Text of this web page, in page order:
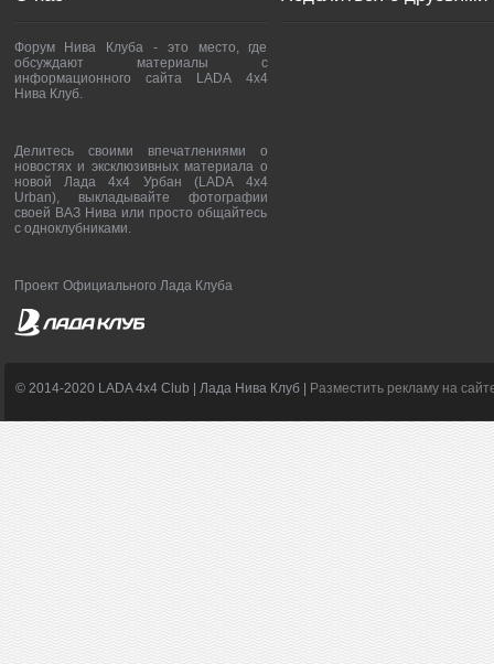
Форум Нива Клуба - это место, где
обсуждают материалы с
информационного сайта LADA 4x4
Нива Клуб.
Делитесь своими впечатлениями о
новостях и эксклюзивных материала о
новой Лада 4х4 Урбан (LADA 4x4
Urban), выкладывайте фотографии
своей ВАЗ Нива или просто общайтесь
с одноклубниками.
Проект Официального Лада Клуба
© 2014-2020 LADA 4x4 Club | Лада Нива Клуб | Разместить рекламу на